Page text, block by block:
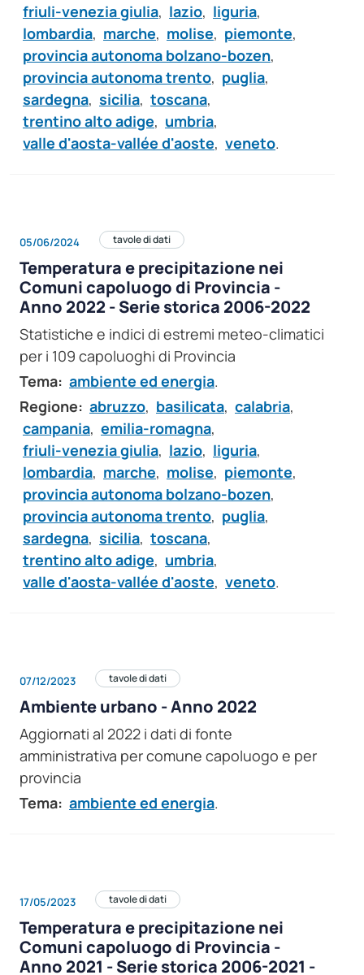
friuli-venezia giulia, lazio, liguria,
lombardia, marche, molise, piemonte,
provincia autonoma bolzano-bozen,
provincia autonoma trento, puglia,
sardegna, sicilia, toscana,
trentino alto adige, umbria,
valle d'aosta-vallée d'aoste, veneto.
05/06/2024 tavole di dati
Temperatura e precipitazione nei
Comuni capoluogo di Provincia -
Anno 2022 - Serie storica 2006-2022
Statistiche e indici di estremi meteo-climatici
per i 109 capoluoghi di Provincia
Tema: ambiente ed energia.
Regione: abruzzo, basilicata, calabria,
campania, emilia-romagna,
friuli-venezia giulia, lazio, liguria,
lombardia, marche, molise, piemonte,
provincia autonoma bolzano-bozen,
provincia autonoma trento, puglia,
sardegna, sicilia, toscana,
trentino alto adige, umbria,
valle d'aosta-vallée d'aoste, veneto.
07/12/2023 tavole di dati
Ambiente urbano - Anno 2022
Aggiornati al 2022 i dati di fonte
amministrativa per comune capoluogo e per
provincia
Tema: ambiente ed energia.
17/05/2023 tavole di dati
Temperatura e precipitazione nei
Comuni capoluogo di Provincia -
Anno 2021 - Serie storica 2006-2021 -